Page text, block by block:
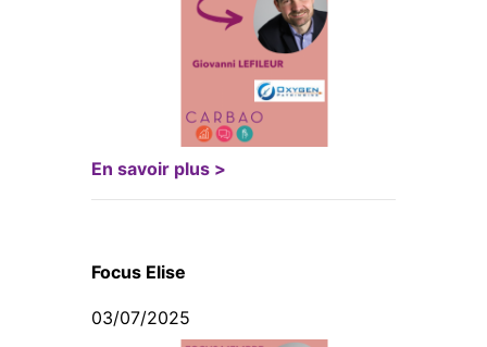
En savoir plus >
Focus Elise
03/07/2025